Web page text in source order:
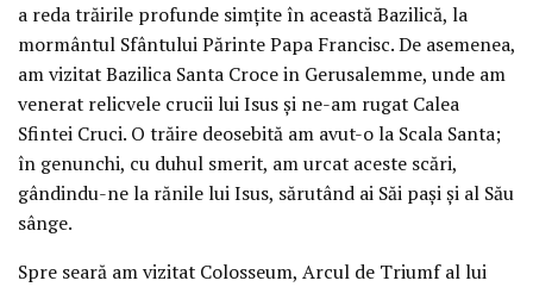
a reda trăirile profunde simțite în această Bazilică, la
mormântul Sfântului Părinte Papa Francisc. De asemenea,
am vizitat Bazilica Santa Croce in Gerusalemme, unde am
venerat relicvele crucii lui Isus și ne-am rugat Calea
Sfintei Cruci. O trăire deosebită am avut-o la Scala Santa;
în genunchi, cu duhul smerit, am urcat aceste scări,
gândindu-ne la rănile lui Isus, sărutând ai Săi pași și al Său
sânge.
Spre seară am vizitat Colosseum, Arcul de Triumf al lui